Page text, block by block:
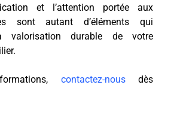
et l’attention portée aux
sont autant d’éléments qui
valorisation durable de votre
contactez-nousdès